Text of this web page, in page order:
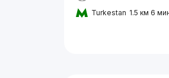
Turkestan 1.5 км 6